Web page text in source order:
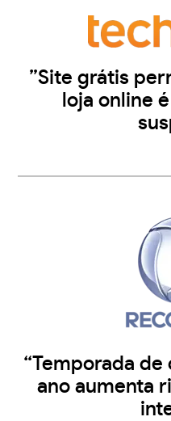
”Site grátis
loja online
“Temporada
ano aumenta